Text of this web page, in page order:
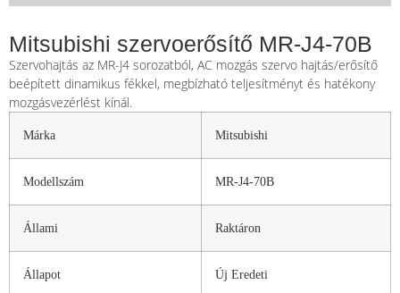
Mitsubishi szervoerősítő MR-J4-70B
Szervohajtás az MR-J4 sorozatból, AC mozgás szervo hajtás/erősítő
beépített dinamikus fékkel, megbízható teljesítményt és hatékony
mozgásvezérlést kínál.
Márka Mitsubishi
Modellszám MR-J4-70B
Állami Raktáron
Állapot Új Eredeti